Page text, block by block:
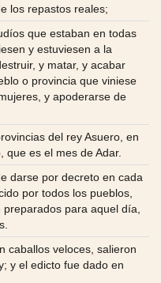
los repastos reales;
que estaban en todas
y estuviesen a la
y matar, y acabar
o provincia que viniese
y apoderarse de
del rey Asuero, en
es el mes de Adar.
darse por decreto en cada
por todos los pueblos,
para aquel día,
caballos veloces, salieron
y el edicto fue dado en